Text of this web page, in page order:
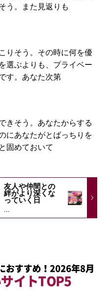
う。また見返りも
りそう。その時に何を優
選ぶよりも、プライベー
す。あなた次第
きそう。あなたからする
にあなたがとばっちりを
固めておいて
友人や仲間との
絆がより深くな
っていく日
...
おすすめ！2026年8月
イトTOP5